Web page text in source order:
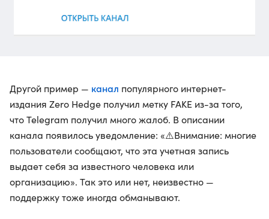
Другой пример — канал популярного интернет-
издания Zero Hedge получил метку FAKE из-за того,
что Telegram получил много жалоб. В описании
канала появилось уведомление: «⚠️Внимание: многие
пользователи сообщают, что эта учетная запись
выдает себя за известного человека или
организацию». Так это или нет, неизвестно —
поддержку тоже иногда обманывают.